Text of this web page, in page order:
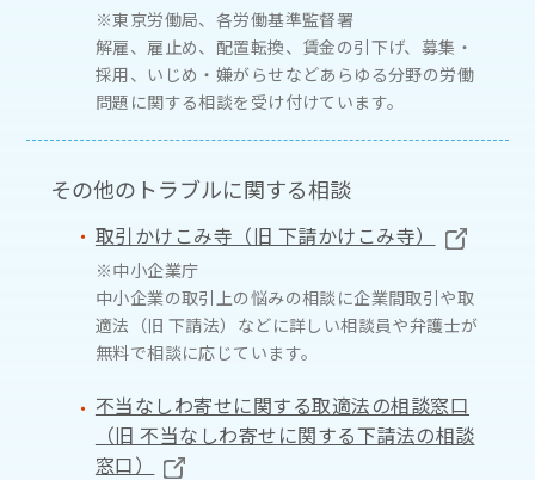
※東京労働局、各労働基準監督署
解雇、雇止め、配置転換、賃金の引下げ、募集・
採用、いじめ・嫌がらせなどあらゆる分野の労働
問題に関する相談を受け付けています。
その他のトラブルに関する相談
取引かけこみ寺（旧 下請かけこみ寺）
※中小企業庁
中小企業の取引上の悩みの相談に企業間取引や取
適法（旧 下請法）などに詳しい相談員や弁護士が
無料で相談に応じています。
不当なしわ寄せに関する取適法の相談窓口
（旧 不当なしわ寄せに関する下請法の相談
窓口）